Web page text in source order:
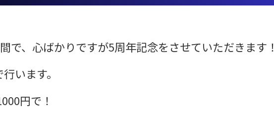
で、心ばかりですが5周年記念をさせていただきます！
います。
円で！